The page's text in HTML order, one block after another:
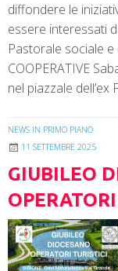
diffondere le
essere interessati
Pastorale sociale
COOPERATIVE
nel piazzale dell’ex
NEWS IN PRIMO PIANO
11 SETTEMBRE 2025
GIUBILEO